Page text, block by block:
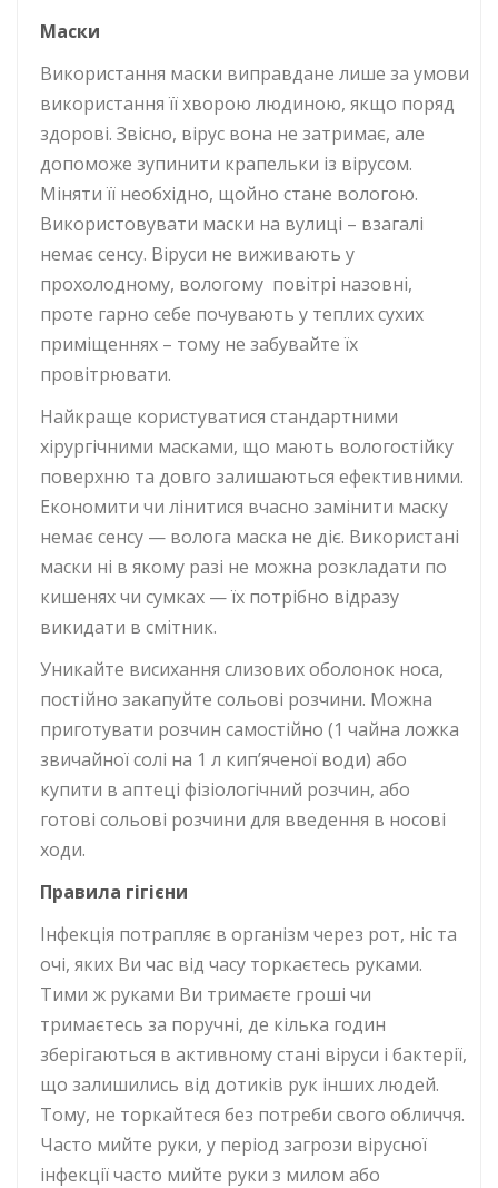
Маски
Використання маски виправдане лише за умови
використання її хворою людиною, якщо поряд
здорові. Звісно, вірус вона не затримає, але
допоможе зупинити крапельки із вірусом.
Міняти її необхідно, щойно стане вологою.
Використовувати маски на вулиці – взагалі
немає сенсу. Віруси не виживають у
прохолодному, вологому повітрі назовні,
проте гарно себе почувають у теплих сухих
приміщеннях – тому не забувайте їх
провітрювати.
Найкраще користуватися стандартними
хірургічними масками, що мають вологостійку
поверхню та довго залишаються ефективними.
Економити чи лінитися вчасно замінити маску
немає сенсу — волога маска не діє. Використані
маски ні в якому разі не можна розкладати по
кишенях чи сумках — їх потрібно відразу
викидати в смітник.
Уникайте висихання слизових оболонок носа,
постійно закапуйте сольові розчини. Можна
приготувати розчин самостійно (1 чайна ложка
звичайної солі на 1 л кип’яченої води) або
купити в аптеці фізіологічний розчин, або
готові сольові розчини для введення в носові
ходи.
Правила гігієни
Інфекція потрапляє в організм через рот, ніс та
очі, яких Ви час від часу торкаєтесь руками.
Тими ж руками Ви тримаєте гроші чи
тримаєтесь за поручні, де кілька годин
зберігаються в активному стані віруси і бактерії,
що залишились від дотиків рук інших людей.
Тому, не торкайтеся без потреби свого обличчя.
Часто мийте руки, у період загрози вірусної
інфекції часто мийте руки з милом або